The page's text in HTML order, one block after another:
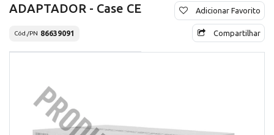
ADAPTADOR - Case CE
Cód./PN 86639091
Adicionar Favorito
Compartilhar